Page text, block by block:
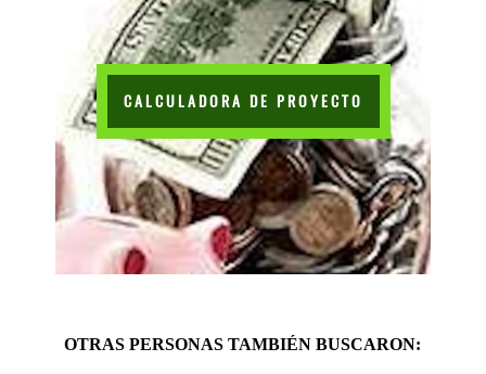
CALCULADORA DE PROYECTO
OTRAS PERSONAS TAMBIÉN BUSCARON: